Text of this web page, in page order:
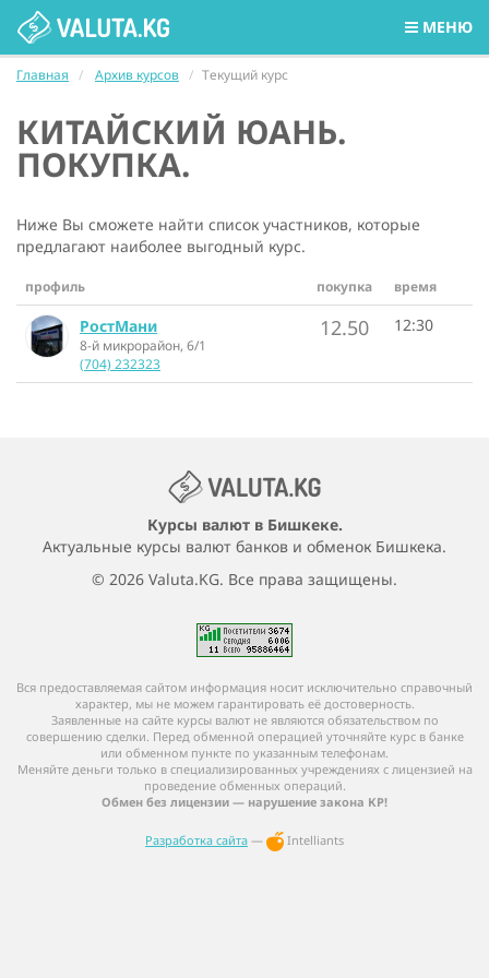
МЕНЮ
Главная Архив курсов Текущий курс
КИТАЙСКИЙ ЮАНЬ.
ПОКУПКА.
Ниже Вы сможете найти список участников, которые
предлагают наиболее выгодный курс.
профиль покупка время
РостМани
8-й микрорайон, 6/1
(704) 232323
12.50 12:30
Курсы валют в Бишкеке.
Актуальные курсы валют банков и обменок Бишкека.
© 2026 Valuta.KG. Все права защищены.
Вся предоставляемая сайтом информация носит исключительно справочный
характер, мы не можем гарантировать её достоверность.
Заявленные на сайте курсы валют не являются обязательством по
совершению сделки. Перед обменной операцией уточняйте курс в банке
или обменном пункте по указанным телефонам.
Меняйте деньги только в специализированных учреждениях с лицензией на
проведение обменных операций.
Обмен без лицензии — нарушение закона КР!
Разработка сайта — Intelliants